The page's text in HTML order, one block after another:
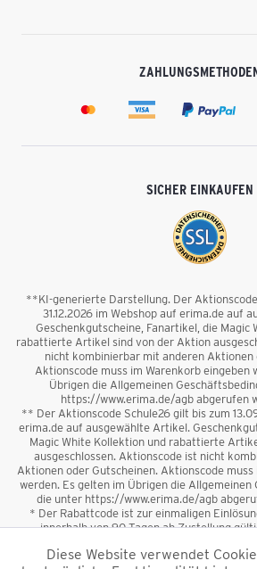
SICHER EINKAUFEN
**KI-generierte Darstellung. Der
31.12.2026 im Webshop auf erima.de auf
Geschenkgutscheine, Fanartikel, die Magic
rabattierte Artikel sind von der Aktion
nicht kombinierbar mit anderen Aktionen
Aktionscode muss im Warenkorb eingeben
Übrigen die Allgemeinen
https://www.erima.de/agb abgerufen
** Der Aktionscode Schule26 gilt bis zum
erima.de auf ausgewählte Artikel.
Magic White Kollektion und rabattierte
ausgeschlossen. Aktionscode ist nicht
Aktionen oder Gutscheinen. Aktionscode
werden. Es gelten im Übrigen die Allgemeinen
die unter https://www.erima.de/agb
* Der Rabattcode ist zur einmaligen
innerhalb von 90 Tagen ab Zustellung
sowie Geschenkgutscheine sind vom Rabatt
Diese Website verwendet